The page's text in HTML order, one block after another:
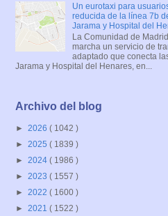
Un eurotaxi para
reducida de la línea 7b
Jarama y Hospital del
La Comunidad de
marcha un servicio de
adaptado que conecta
Jarama y Hospital del Henares, en...
Archivo del blog
► 2026 ( 1042 )
► 2025 ( 1839 )
► 2024 ( 1986 )
► 2023 ( 1557 )
► 2022 ( 1600 )
► 2021 ( 1522 )